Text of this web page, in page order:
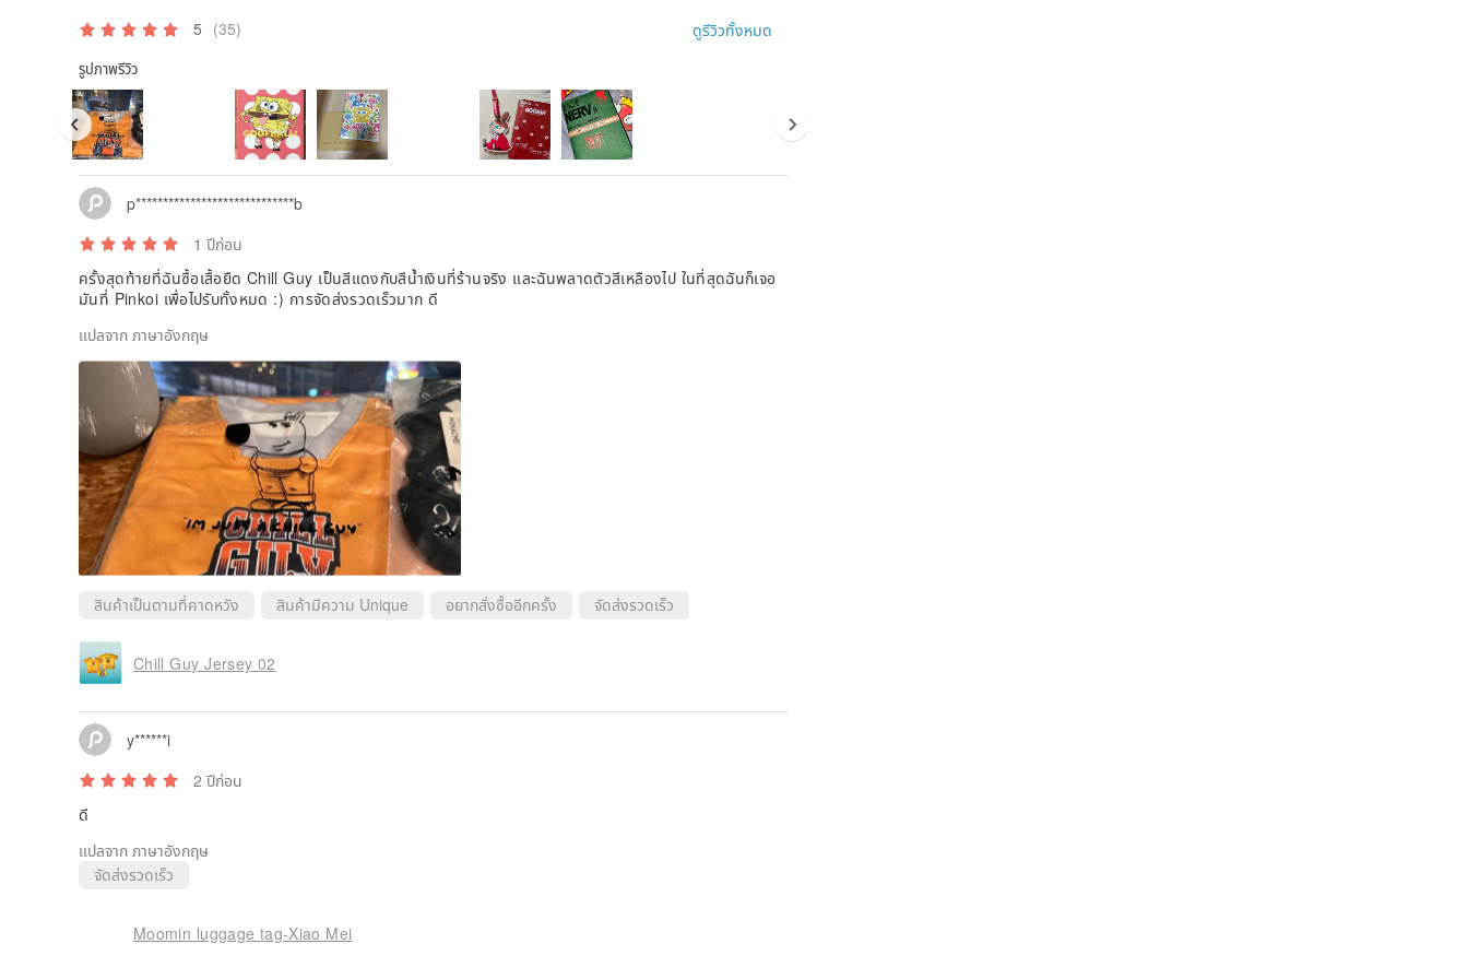
5 (35) ดูรีวิวทั้งหมด
รูปภาพรีวิว
p*****************************b
1 ปีก่อน
ครั้งสุดท้ายที่ฉันซื้อเสื้อยืด Chill Guy เป็นสีแดงกับสีน้ำเงินที่ร้านจริง และฉันพลาดตัวสีเหลืองไป ในที่สุดฉันก็เจอ
มันที่ Pinkoi เพื่อไปรับทั้งหมด :) การจัดส่งรวดเร็วมาก ดี
แปลจาก ภาษาอังกฤษ
สินค้าเป็นตามที่คาดหวัง สินค้ามีความ Unique อยากสั่งซื้ออีกครั้ง จัดส่งรวดเร็ว
Chill Guy Jersey 02
y******i
2 ปีก่อน
ดี
แปลจาก ภาษาอังกฤษ
จัดส่งรวดเร็ว
Moomin luggage tag-Xiao Mei